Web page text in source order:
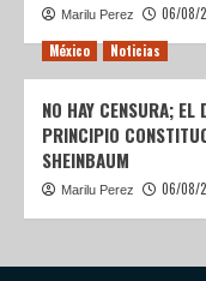
Marilu Perez 06/08/
México Noticias
NO HAY CENSURA; EL
PRINCIPIO
SHEINBAUM
Marilu Perez 06/08/